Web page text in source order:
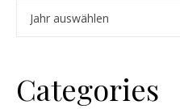
Categories